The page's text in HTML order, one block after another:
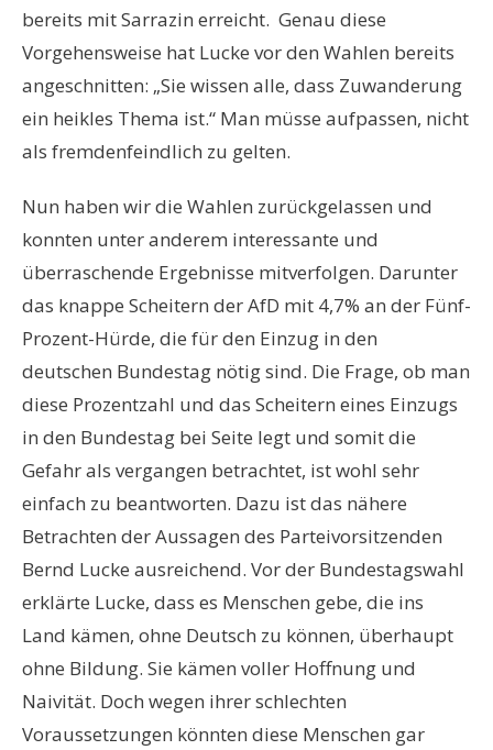
bereits mit Sarrazin erreicht. Genau diese
Vorgehensweise hat Lucke vor den Wahlen bereits
angeschnitten: „Sie wissen alle, dass Zuwanderung
ein heikles Thema ist.“ Man müsse aufpassen, nicht
als fremdenfeindlich zu gelten.
Nun haben wir die Wahlen zurückgelassen und
konnten unter anderem interessante und
überraschende Ergebnisse mitverfolgen. Darunter
das knappe Scheitern der AfD mit 4,7% an der Fünf-
Prozent-Hürde, die für den Einzug in den
deutschen Bundestag nötig sind. Die Frage, ob man
diese Prozentzahl und das Scheitern eines Einzugs
in den Bundestag bei Seite legt und somit die
Gefahr als vergangen betrachtet, ist wohl sehr
einfach zu beantworten. Dazu ist das nähere
Betrachten der Aussagen des Parteivorsitzenden
Bernd Lucke ausreichend. Vor der Bundestagswahl
erklärte Lucke, dass es Menschen gebe, die ins
Land kämen, ohne Deutsch zu können, überhaupt
ohne Bildung. Sie kämen voller Hoffnung und
Naivität. Doch wegen ihrer schlechten
Voraussetzungen könnten diese Menschen gar